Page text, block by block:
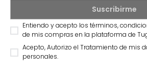
Entiendo y acepto los términos,
de mis compras en la plataforma de
Acepto, Autorizo el Tratamiento de mis
personales.